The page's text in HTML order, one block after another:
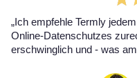
„Ich empfehle Termly
Online-Datenschutzes
erschwinglich und - was